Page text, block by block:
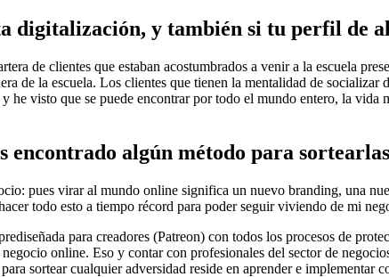
digitalización, y también si tu perfil de
de clientes que estaban acostumbrados a venir a la escuela
de la escuela. Los clientes que tienen la mentalidad de socializar
he visto que se puede encontrar por todo el mundo entero, la
encontrado algún método para
pues virar al mundo online significa un nuevo branding, una
todo esto a tiempo récord para poder seguir viviendo de mi
para creadores (Patreon) con todos los procesos de
online. Eso y contar con profesionales del sector de
sortear cualquier adversidad reside en aprender e implementar